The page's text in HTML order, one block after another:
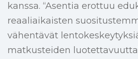
kanssa. “Asentia erottuu
reaaliaikaisten
vähentävät
matkusteiden